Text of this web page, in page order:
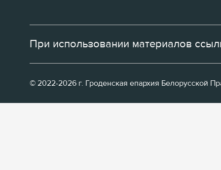
При использовании материалов
© 2022-2026 г. Гроденская епархия Белорусской